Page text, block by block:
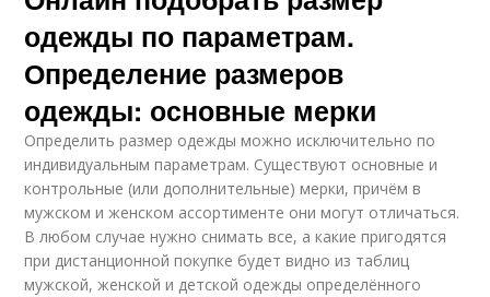
одежды по параметрам.
Определение размеров
одежды: основные мерки
Определить размер одежды можно исключительно по
индивидуальным параметрам. Существуют основные и
контрольные (или дополнительные) мерки, причём в
мужском и женском ассортименте они могут отличаться.
В любом случае нужно снимать все, а какие пригодятся
при дистанционной покупке будет видно из таблиц
мужской, женской и детской одежды определённого